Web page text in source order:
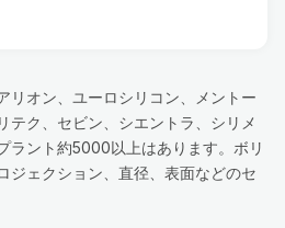
リオン、ユーロシリコン、メントー
テク、セビン、シエントラ、シリメ
ラント約5000以上はあります。ボリ
ジェクション、直径、表面などのセ